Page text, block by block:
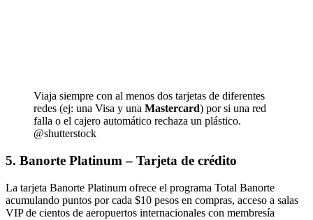
Viaja siempre con al menos dos tarjetas de diferentes
redes (ej: una Visa y una Mastercard) por si una red
falla o el cajero automático rechaza un plástico.
@shutterstock
5. Banorte Platinum – Tarjeta de crédito
La tarjeta Banorte Platinum ofrece el programa Total Banorte
acumulando puntos por cada $10 pesos en compras, acceso a salas
VIP de cientos de aeropuertos internacionales con membresía